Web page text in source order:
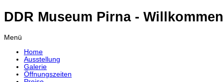
DDR Museum Pirna -
Menü
Home
Ausstellung
Galerie
Öffnungszeiten